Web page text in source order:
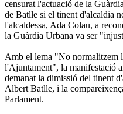
censurat l'actuació de la
de Batlle si el tinent d'alcaldia
l'alcaldessa, Ada Colau, a
la Guàrdia Urbana va ser
Amb el lema "No normalitzem
l'Ajuntament", la manifestació
demanat la dimissió del tinent
Albert Batlle, i la
Parlament.